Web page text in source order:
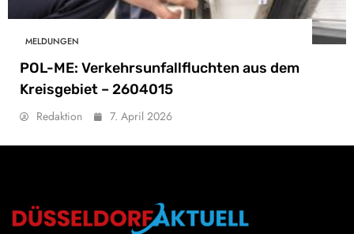
MELDUNGEN
POL-ME: Verkehrsunfallfluchten aus dem
Kreisgebiet – 2604015
Redaktion 7. April 2026